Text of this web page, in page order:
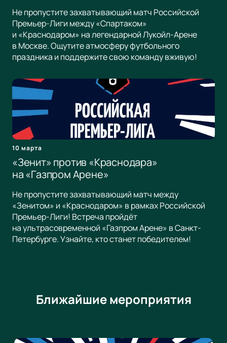
Не пропустите захватывающий матч Российской
Премьер-Лиги между «Спартаком»
и «Краснодаром» на легендарной Лукойл-Арене
в Москве. Ощутите атмосферу футбольного
праздника и поддержите свою команду вживую!
10 марта
«Зенит» против «Краснодара»
на «Газпром Арене»
Не пропустите захватывающий матч между
«Зенитом» и «Краснодаром» в рамках Российской
Премьер-Лиги! Встреча пройдёт
на ультрасовременной «Газпром Арене» в Санкт-
Петербурге. Узнайте, кто станет победителем!
Ближайшие мероприятия